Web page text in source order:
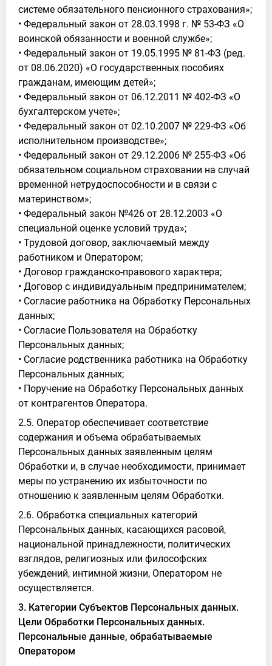
системе обязательного пенсионного страхования»;
• Федеральный закон от 28.03.1998 г. № 53-ФЗ «О
воинской обязанности и военной службе»;
• Федеральный закон от 19.05.1995 № 81-ФЗ (ред.
от 08.06.2020) «О государственных пособиях
гражданам, имеющим детей»;
• Федеральный закон от 06.12.2011 № 402-ФЗ «О
бухгалтерском учете»;
• Федеральный закон от 02.10.2007 № 229-ФЗ «Об
исполнительном производстве»;
• Федеральный закон от 29.12.2006 № 255-ФЗ «Об
обязательном социальном страховании на случай
временной нетрудоспособности и в связи с
материнством»;
• Федеральный закон №426 от 28.12.2003 «О
специальной оценке условий труда»;
• Трудовой договор, заключаемый между
работником и Оператором;
• Договор гражданско-правового характера;
• Договор с индивидуальным предпринимателем;
• Согласие работника на Обработку Персональных
данных;
• Согласие Пользователя на Обработку
Персональных данных;
• Согласие родственника работника на Обработку
Персональных данных;
• Поручение на Обработку Персональных данных
от контрагентов Оператора.
2.5. Оператор обеспечивает соответствие
содержания и объема обрабатываемых
Персональных данных заявленным целям
Обработки и, в случае необходимости, принимает
меры по устранению их избыточности по
отношению к заявленным целям Обработки.
2.6. Обработка специальных категорий
Персональных данных, касающихся расовой,
национальной принадлежности, политических
взглядов, религиозных или философских
убеждений, интимной жизни, Оператором не
осуществляется.
3. Категории Субъектов Персональных данных.
Цели Обработки Персональных данных.
Персональные данные, обрабатываемые
Оператором